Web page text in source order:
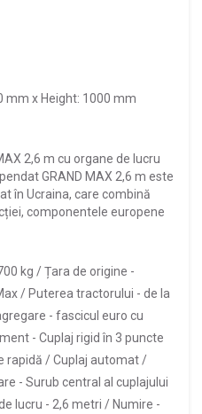
mm x Height: 1000 mm
2,6 m cu organe de lucru
GRAND MAX 2,6 m este
în Ucraina, care combină
componentele europene
kg /Țara de origine -
/ Puterea tractorului - de la
- fascicul euro cu
- Cuplaj rigid în 3 puncte
rapidă / Cuplaj automat /
- Surub central al cuplajului
lucru - 2,6 metri / Numire -